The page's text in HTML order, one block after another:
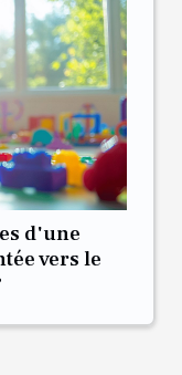
d'une
vers le